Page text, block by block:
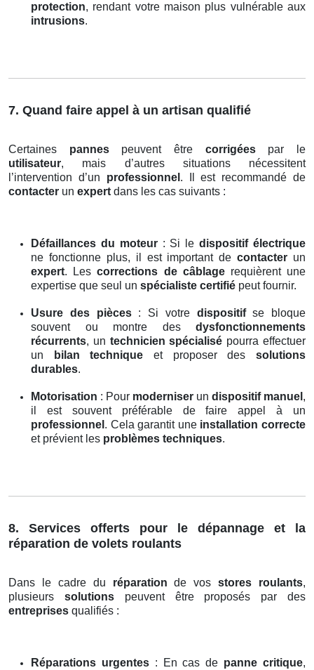
protection, rendant votre maison plus vulnérable aux
intrusions.
7. Quand faire appel à un artisan qualifié
Certaines pannespeuvent être corrigéespar le
utilisateur, mais d’autres situations nécessitent
l’intervention d’un professionnel . Il est recommandé de
contacter un expert dans les cas suivants :
Défaillances du moteur: Si ledispositif électrique
ne fonctionne plus, il est important decontacter un
expert. Lescorrections de câblagerequièrent une
expertise que seul un spécialiste certifié peut fournir.
Usure des pièces: Si votre dispositifse bloque
souvent ou montre des dysfonctionnements
récurrents, un technicien spécialisé pourra effectuer
un
bilan technique et proposer dessolutions
durables.
Motorisation : Pour moderniser un dispositif manuel ,
il est souvent préférable de faire appel à un
professionnel . Cela garantit une installation correcte
et prévient les problèmes techniques.
8. Services offerts pour le dépannage et la
réparation de volets roulants
Dans le cadre du réparation de vosstores roulants,
plusieurs solutionspeuvent être proposés par des
entreprises qualifiés :
Réparations urgentes: En cas de panne critique,